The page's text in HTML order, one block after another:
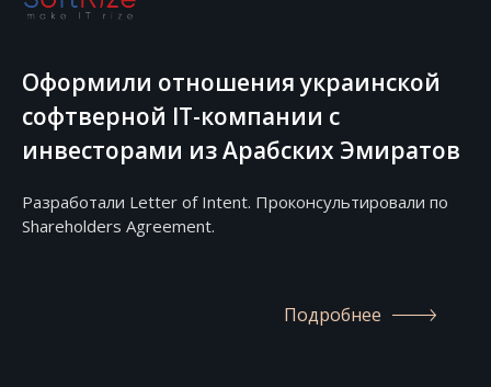
Оформили отношения украинской
софтверной IT-компании с
инвесторами из Арабских Эмиратов
Разработали Letter of Intent. Проконсультировали по
Shareholders Agreement.
Подробнее